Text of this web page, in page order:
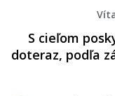
– Bali
ostrove,
cieľovou
Bali.
S cieľom
doteraz, podľa